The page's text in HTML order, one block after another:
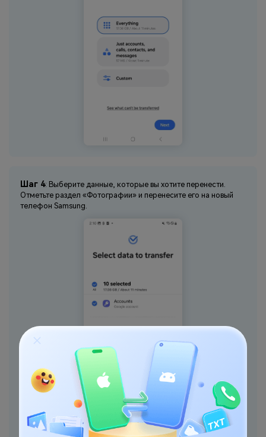
Шаг 4: Выберите данные, которые вы хотите перенести.
Отметьте раздел «Фотографии» и перенесите его на новый
телефон Samsung.